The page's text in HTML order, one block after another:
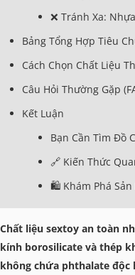
❌ Tránh Xa:
Bảng Tổng Hợp Tiêu
Cách Chọn Chất Liệu
Câu Hỏi Thường Gặp
Kết Luận
Bạn Cần Tìm Đồ
🔗 Kiến Thức
🛍️ Khám Phá Sản
Chất liệu sextoy an toàn
kính borosilicate và thép
không chứa phthalate độc